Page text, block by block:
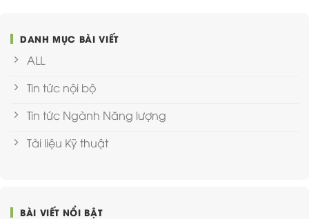
DANH MỤC BÀI VIẾT
ALL
Tin tức nội bộ
Tin tức Ngành Năng lượng
Tài liệu Kỹ thuật
BÀI VIẾT NỔI BẬT